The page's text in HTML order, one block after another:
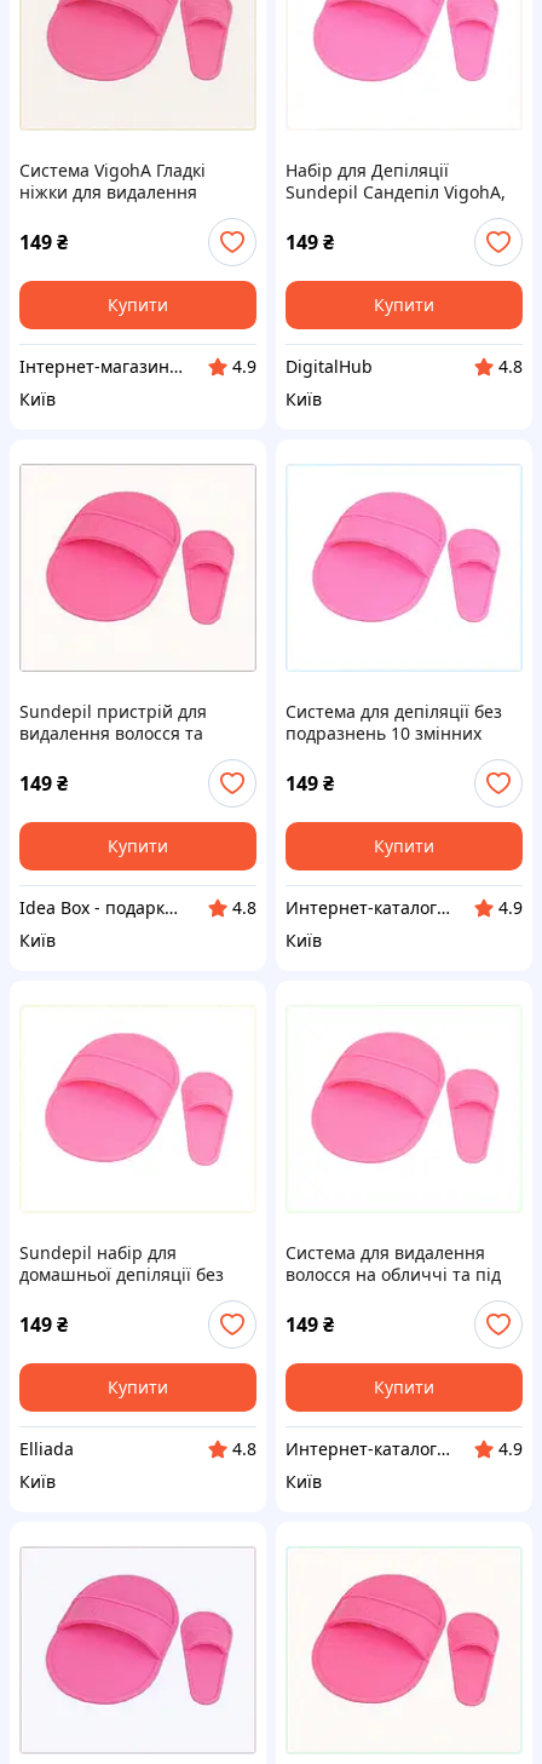
Система VigohA Гладкі
ніжки для видалення
82020BX09
149₴
Купити
Інтернет-магазин NeonLemon
4.9
Київ
Набір для Депіляції
Sundepil Сандепіл VigohA,
149₴
Купити
DigitalHub
4.8
Київ
Sundepil пристрій для
видалення волосся та
82B0200X9
149₴
Купити
Idea Box - подарки для всей семьи
4.8
Київ
Система для депіляції без
подразнень 10 змінних
149₴
Купити
Интер​нет-ка​т​ал​​ог ски​​д​ок "МОДНИК"
4.9
Київ
Sundepil набір для
домашньої депіляції без
T82H02009
149₴
Купити
Elliada
4.8
Київ
Система для видалення
волосся на обличчі та під
149₴
Купити
Инт​е​​рн​ет-кат​алог ск​​идок "KIEVSALES.COM"
4.9
Київ